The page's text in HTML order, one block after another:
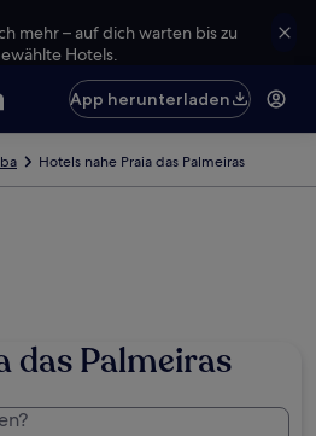
mehr – auf dich warten bis zu
Hotels.
App herunterladen
Hotels nahe Praia das Palmeiras
das Palmeiras